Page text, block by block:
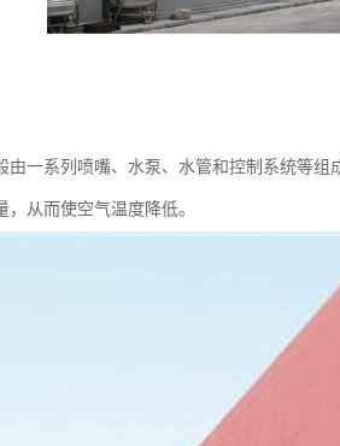
由一系列喷嘴、水泵、水管和控制系统等
，从而使空气温度降低。